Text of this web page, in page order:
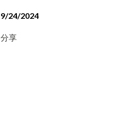
9/24/2024
分享